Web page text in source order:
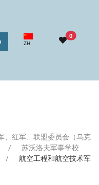
选择你的语音
ZH
0
、红军、联盟委员会（乌克
苏沃洛夫军事学校
航空工程和航空技术军